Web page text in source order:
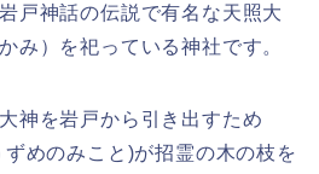
戸神話の伝説で有名な天照大
み）を祀っている神社です。
神を岩戸から引き出すため
めのみこと)が招霊の木の枝を